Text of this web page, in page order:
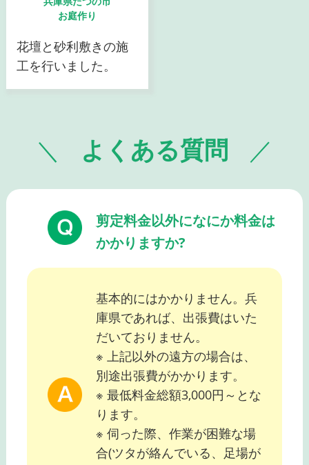
お庭作り
花壇と砂利敷きの施
工を行いました。
よくある質問
剪定料金以外になにか料金は
かかりますか?
基本的にはかかりません。兵
庫県であれば、出張費はいた
だいておりません。
※ 上記以外の遠方の場合は、
別途出張費がかかります。
※ 最低料金総額3,000円～とな
ります。
※ 伺った際、作業が困難な場
合(ツタが絡んでいる、足場が